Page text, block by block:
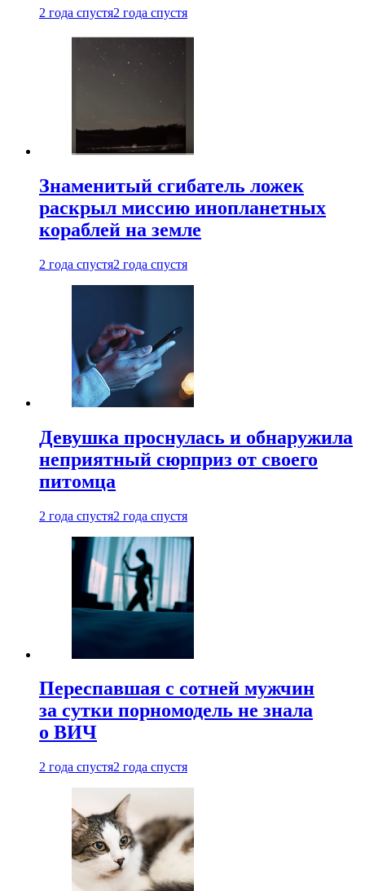
2 года спустя2 года спустя
Знаменитый сгибатель ложек
раскрыл миссию инопланетных
кораблей на земле
2 года спустя2 года спустя
Девушка проснулась и обнаружила
неприятный сюрприз от своего
питомца
2 года спустя2 года спустя
Переспавшая с сотней мужчин
за сутки порномодель не знала
о ВИЧ
2 года спустя2 года спустя